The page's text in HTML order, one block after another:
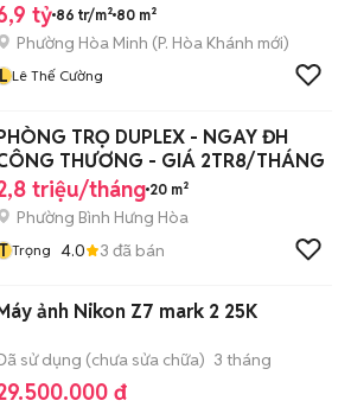
tỷ 86 tr/m² 80 m²
Phường Hòa Minh (P. Hòa Khánh mới)
L Lê Thế Cường
TRỌ DUPLEX - NGAY ĐH
THƯƠNG - GIÁ 2TR8/THÁNG
triệu/tháng 20 m²
Phường Bình Hưng Hòa
T Trọng 4.0 3 đã bán
ảnh Nikon Z7 mark 2 25K
sử dụng (chưa sửa chữa) 3 tháng
đ